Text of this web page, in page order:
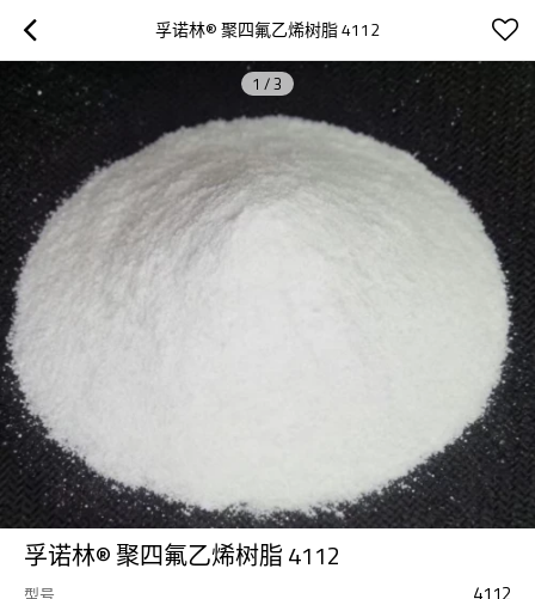
孚诺林® 聚四氟乙烯树脂 4112
1 /3
孚诺林® 聚四氟乙烯树脂 4112
型号